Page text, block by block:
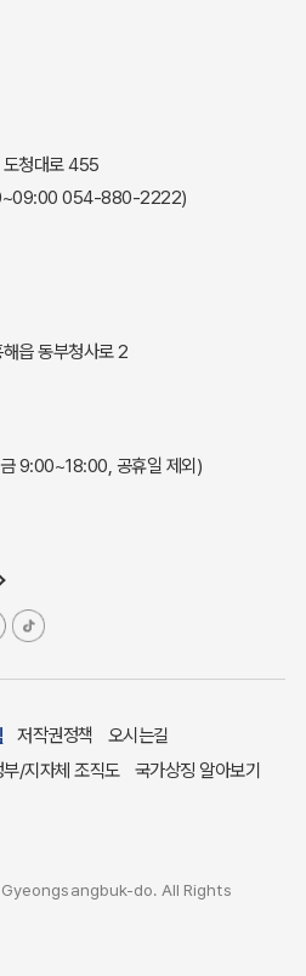
청대로 455
054-880-2222)
읍 동부청사로 2
9:00~18:00, 공휴일 제외)
저작권정책
오시는길
부/지자체 조직도 국가상징 알아보기
do. All Rights